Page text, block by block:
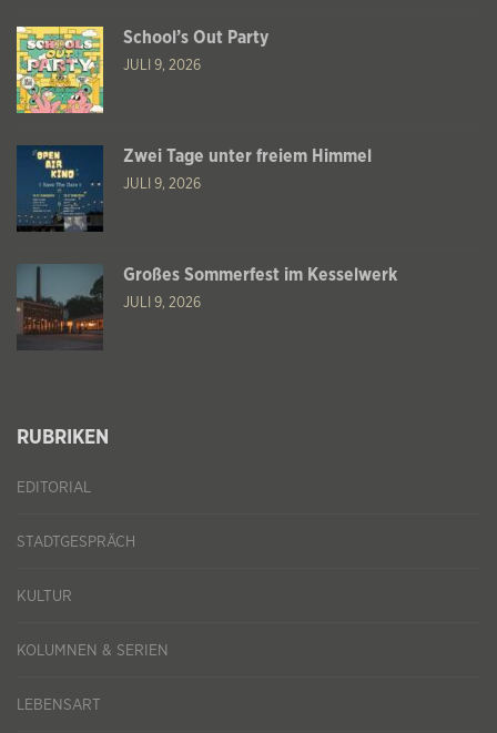
School’s Out Party
JULI 9, 2026
Zwei Tage unter freiem Himmel
JULI 9, 2026
Großes Sommerfest im Kesselwerk
JULI 9, 2026
RUBRIKEN
EDITORIAL
STADTGESPRÄCH
KULTUR
KOLUMNEN & SERIEN
LEBENSART